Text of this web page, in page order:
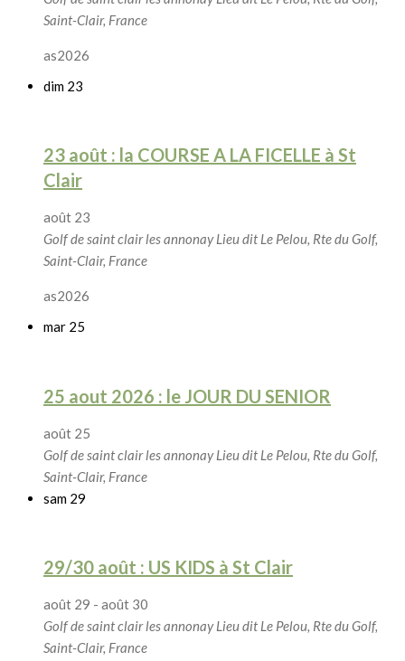
Saint-Clair, France
as2026
dim 23
23 août : la COURSE A LA FICELLE à St
Clair
août 23
Golf de saint clair les annonayLieu dit Le Pelou, Rte du Golf,
Saint-Clair, France
as2026
mar 25
25 aout 2026 : le JOUR DU SENIOR
août 25
Golf de saint clair les annonayLieu dit Le Pelou, Rte du Golf,
Saint-Clair, France
sam 29
29/30 août : US KIDS à St Clair
août 29 - août 30
Golf de saint clair les annonayLieu dit Le Pelou, Rte du Golf,
Saint-Clair, France